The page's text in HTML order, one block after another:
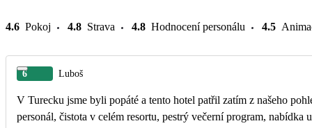
4.6 Pokoj 4.8 Strava 4.8 Hodnocení personálu 4.5
6 Luboš
V Turecku jsme byli popáté a tento hotel patřil zatím z našeho